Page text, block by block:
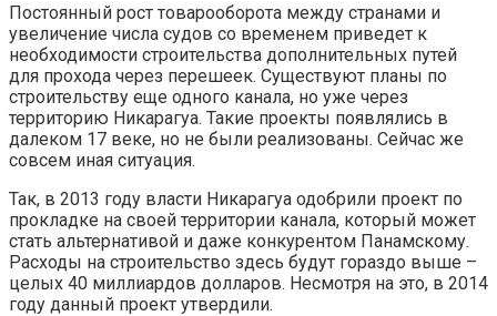
Постоянный рост товарооборота между странами и
увеличение числа судов со временем приведет к
необходимости строительства дополнительных путей
для прохода через перешеек. Существуют планы по
строительству еще одного канала, но уже через
территорию Никарагуа. Такие проекты появлялись в
далеком 17 веке, но не были реализованы. Сейчас же
совсем иная ситуация.
Так, в 2013 году власти Никарагуа одобрили проект по
прокладке на своей территории канала, который может
стать альтернативой и даже конкурентом Панамскому.
Расходы на строительство здесь будут гораздо выше –
целых 40 миллиардов долларов. Несмотря на это, в 2014
году данный проект утвердили.